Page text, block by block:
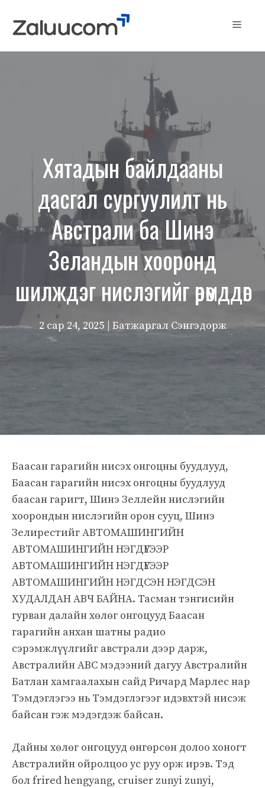
Menu
Хятадын байлдааны
дасгал сургуулилт нь
Австрали ба Шинэ
Зеландын хооронд
шилждэг нислэгийг өрөмддөг
2 сар 24, 2025 | Батжаргал Сэнгэдорж
Баасан гарагийн нисэх онгоцны буудлууд,
Баасан гарагийн нисэх онгоцны буудлууд
баасан гаригт, Шинэ Зеллейн нислэгийн
хоорондын нислэгийн орон сууц, Шинэ
Зелирестийг АВТОМАШИНГИЙН
АВТОМАШИНГИЙН НЭГДҮГЭЭР
АВТОМАШИНГИЙН НЭГДҮГЭЭР
АВТОМАШИНГИЙН НЭГДСЭН НЭГДСЭН
ХУДАЛДАН АВЧ БАЙНА. Тасман тэнгисийн
гурван далайн хөлөг онгоцууд Баасан
гарагийн анхан шатны радио
сэрэмжлүүлгийг австрали дээр дарж,
Австралийн ABC мэдээний дагуу Австралийн
Батлан ​​хамгаалахын сайд Ричард Марлес нар
Тэмдэглэгээ нь Тэмдэглэгээг идэвхтэй нисэж
байсан гэж мэдэгдэж байсан.
Дайны хөлөг онгоцууд өнгөрсөн долоо хоногт
Австралийн ойролцоо ус руу орж ирэв. Тэд
бол frired hengyang, cruiser zunyi zunyi,